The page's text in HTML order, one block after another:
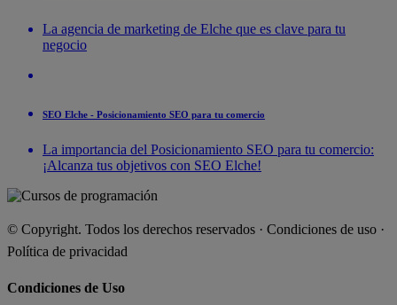
La agencia de marketing de Elche que es clave para tu
negocio
SEO Elche - Posicionamiento SEO para tu comercio
La importancia del Posicionamiento SEO para tu comercio:
¡Alcanza tus objetivos con SEO Elche!
© Copyright. Todos los derechos reservados · Condiciones de uso ·
Política de privacidad
Condiciones de Uso